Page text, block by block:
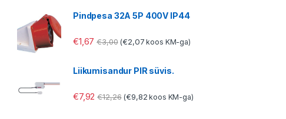
Pindpesa 32A 5P 400V IP44
€1,67 €3,00 (€2,07 koos KM-ga)
Liikumisandur PIR süvis.
€7,92 €12,26 (€9,82 koos KM-ga)